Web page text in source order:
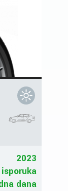
2023
dana